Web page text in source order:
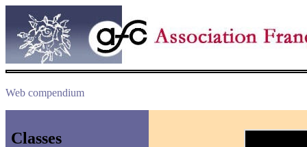
Web compendium
Classes